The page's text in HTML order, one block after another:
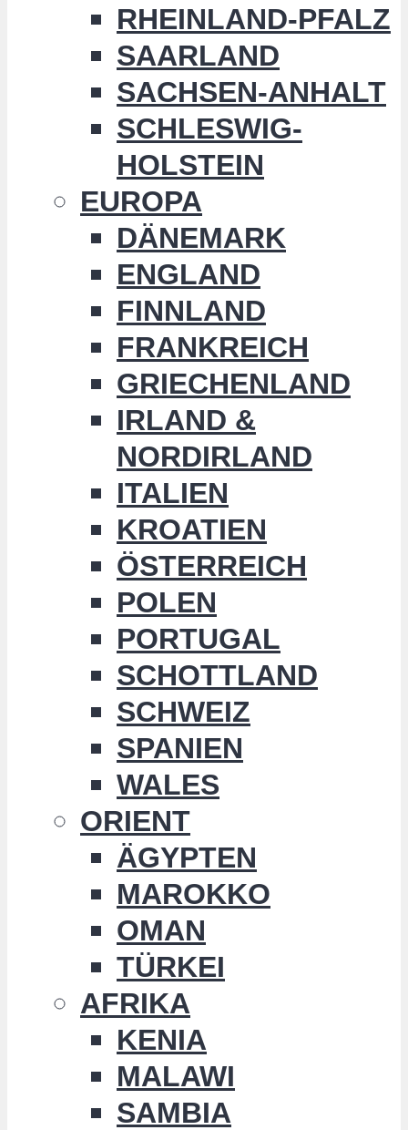
RHEINLAND-PFALZ
SAARLAND
SACHSEN-ANHALT
SCHLESWIG-
HOLSTEIN
EUROPA
DÄNEMARK
ENGLAND
FINNLAND
FRANKREICH
GRIECHENLAND
IRLAND &
NORDIRLAND
ITALIEN
KROATIEN
ÖSTERREICH
POLEN
PORTUGAL
SCHOTTLAND
SCHWEIZ
SPANIEN
WALES
ORIENT
ÄGYPTEN
MAROKKO
OMAN
TÜRKEI
AFRIKA
KENIA
MALAWI
SAMBIA